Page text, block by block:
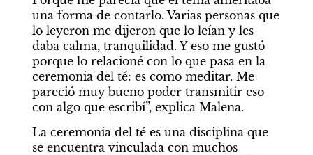
una forma de contarlo. Varias personas que
lo leyeron me dijeron que lo leían y les
daba calma, tranquilidad. Y eso me gustó
porque lo relacioné con lo que pasa en la
ceremonia del té: es como meditar. Me
pareció muy bueno poder transmitir eso
con algo que escribí”, explica Malena.
La ceremonia del té es una disciplina que
se encuentra vinculada con muchos